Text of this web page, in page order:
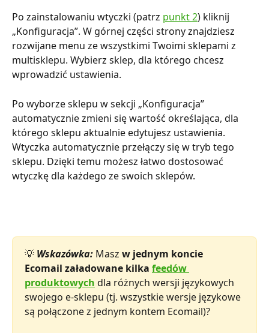
Po zainstalowaniu wtyczki (patrz punkt 2) kliknij
„Konfiguracja”. W górnej części strony znajdziesz
rozwijane menu ze wszystkimi Twoimi sklepami z
multisklepu. Wybierz sklep, dla którego chcesz
wprowadzić ustawienia.
Po wyborze sklepu w sekcji „Konfiguracja”
automatycznie zmieni się wartość określająca, dla
którego sklepu aktualnie edytujesz ustawienia.
Wtyczka automatycznie przełączy się w tryb tego
sklepu. Dzięki temu możesz łatwo dostosować
wtyczkę dla każdego ze swoich sklepów.
💡 Wskazówka: Masz w jednym koncie
Ecomail załadowane kilka feedów
produktowych dla różnych wersji językowych
swojego e-sklepu (tj. wszystkie wersje językowe
są połączone z jednym kontem Ecomail)?